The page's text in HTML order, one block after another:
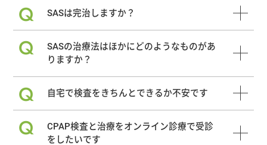
Q SASは完治しますか？
Q
SASの治療法はほかにどのようなものがあ
りますか？
Q 自宅で検査をきちんとできるか不安です
Q
CPAP検査と治療をオンライン診療で受診
をしたいです